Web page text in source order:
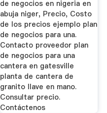
de negocios en nigeria en
abuja niger, Precio, Costo
de los precios ejemplo plan
de negocios para una.
Contacto proveedor plan
de negocios para una
cantera en gatesville
planta de cantera de
granito llave en mano.
Consultar precio.
Contáctenos